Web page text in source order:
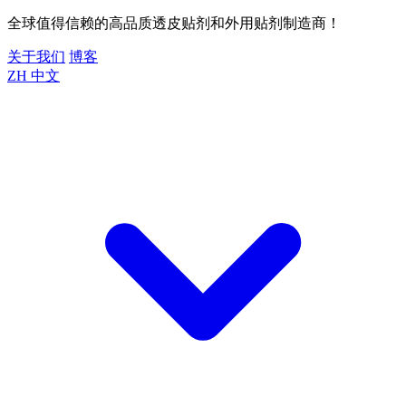
全球值得信赖的高品质透皮贴剂和外用贴剂制造商！
关于我们 博客
ZH 中文